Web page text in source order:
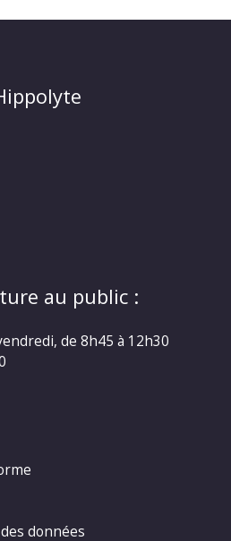
au public :
de 8h45 à 12h30
données